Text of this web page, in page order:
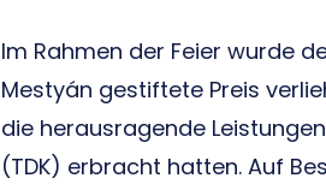
Im Rahmen der Feier wurde
Mestyán gestiftete Preis
die herausragende
(TDK) erbracht hatten. Auf